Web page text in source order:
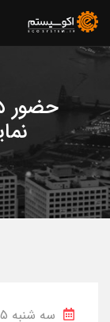
سه شنبه 25 آذر 1399